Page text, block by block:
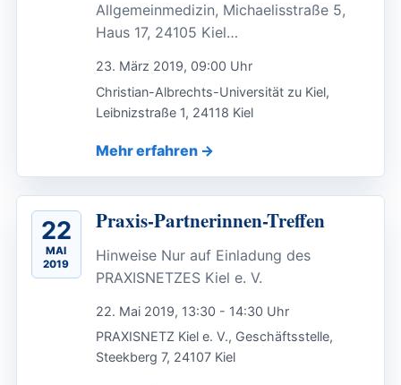
Allgemeinmedizin, Michaelisstraße 5,
Haus 17, 24105 Kiel…
23. März 2019, 09:00 Uhr
Christian-Albrechts-Universität zu Kiel,
Leibnizstraße 1, 24118 Kiel
Mehr erfahren
22
MAI
2019
Praxis-Partnerinnen-Treffen
Hinweise Nur auf Einladung des
PRAXISNETZES Kiel e. V.
22. Mai 2019, 13:30 - 14:30 Uhr
PRAXISNETZ Kiel e. V., Geschäftsstelle,
Steekberg 7, 24107 Kiel